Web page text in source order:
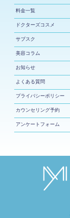
料金一覧
ドクターズコスメ
サブスク
美容コラム
お知らせ
よくある質問
プライバシーポリシー
カウンセリング予約
アンケートフォーム